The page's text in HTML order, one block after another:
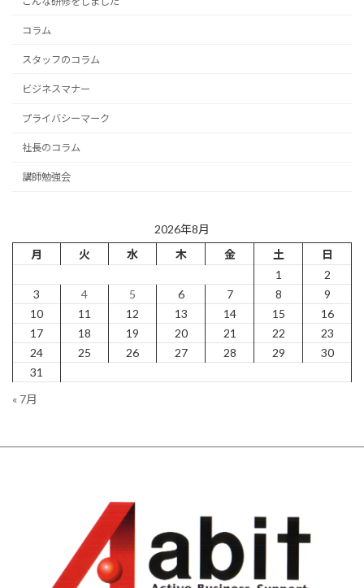
コラム
スタッフのコラム
ビジネスマナー
プライバシーマーク
社長のコラム
講師勉強会
2026年8月
月
火 水 木 金 土
日
1
2
3
4 5 6 7 8
9
10
11 12 13 14 15
16
17
18 19 20 21 22
23
24
25 26 27 28 29
30
31
« 7月